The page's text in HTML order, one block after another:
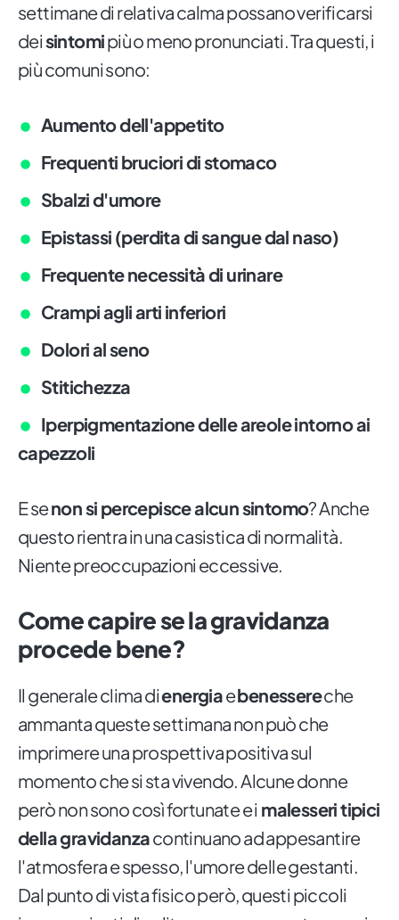
settimane di relativa calma possano verificarsi
deisintomipiù o meno pronunciati. Tra questi, i
più comuni sono:
Aumento dell'appetito
Frequenti bruciori di stomaco
Sbalzi d'umore
Epistassi (perdita di sangue dal naso)
Frequente necessità di urinare
Crampi agli arti inferiori
Dolori al seno
Stitichezza
Iperpigmentazione delle areole intorno ai
capezzoli
E senon si percepisce alcun sintomo? Anche
questo rientra in una casistica di normalità.
Niente preoccupazioni eccessive.
Come capire se la gravidanza
procede bene?
Il generale clima dienergiaebenessereche
ammanta queste settimana non può che
imprimere una prospettiva positiva sul
momento che si sta vivendo. Alcune donne
però non sono così fortunate e i malesseri tipici
della gravidanzacontinuano ad appesantire
l'atmosfera e spesso, l'umore delle gestanti.
Dal punto di vista fisico però, questi piccoli